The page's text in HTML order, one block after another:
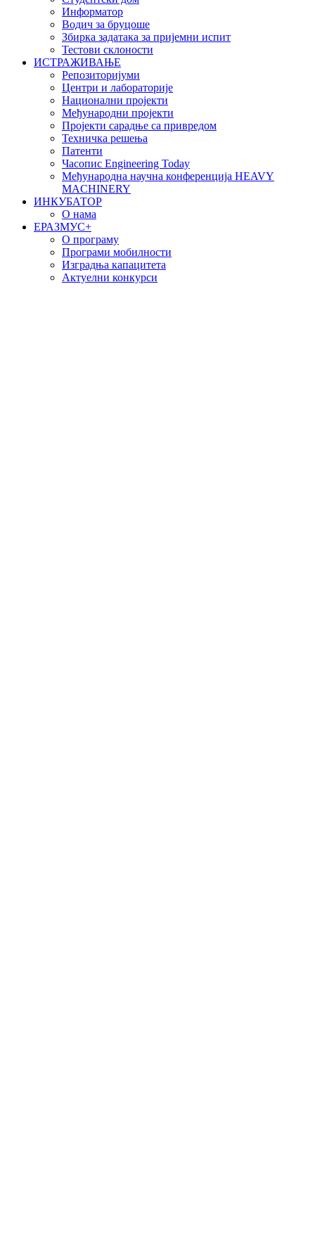
Информатор
Водич за бруцоше
Збиркa задатака за пријемни испит
Тестови склоности
ИСТРАЖИВАЊЕ
Репозиторијуми
Центри и лабораторије
Национални пројекти
Међународни пројекти
Пројекти сарадње са привредом
Техничка решења
Патенти
Часопис Engineering Today
Међународна научна конференција HEAVY
MACHINERY
ИНКУБАТОР
О нама
EРАЗМУС+
О програму
Програми мобилности
Изградња капацитета
Актуелни конкурси